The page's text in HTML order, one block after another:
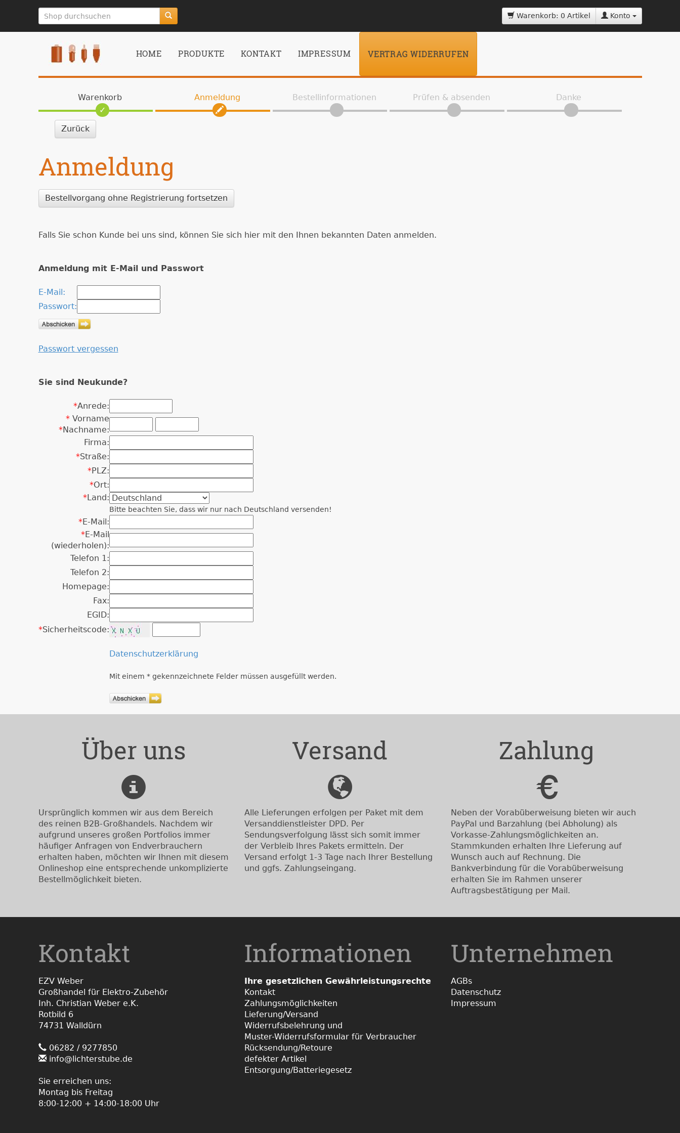
Hauptinhalt
springen
Warenkorb: 0 Artikel Konto
HOME PRODUKTE KONTAKT IMPRESSUM VERTRAG WIDERRUFEN
Warenkorb Anmeldung Bestellinformationen Prüfen & absenden Danke
Zurück
Anmeldung
Bestellvorgang ohne Registrierung fortsetzen
Falls Sie schon Kunde bei uns sind, können Sie sich hier mit den Ihnen bekannten Daten anmelden.
Anmeldung mit E-Mail und Passwort
E-Mail:
Passwort:
Passwort vergessen
Sie sind Neukunde?
*Anrede:
*Vorname
*Nachname:
Firma:
*Straße:
*PLZ:
*Ort:
*Land:
Bitte beachten Sie, dass wir nur nach Deutschland versenden!
*E-Mail:
*E-Mail
(wiederholen):
Telefon 1:
Telefon 2:
Homepage:
Fax:
EGID:
*Sicherheitscode:
Datenschutzerklärung
Mit einem * gekennzeichnete Felder müssen ausgefüllt werden.
Über uns
Ursprünglich kommen wir aus dem Bereich
des reinen B2B-Großhandels. Nachdem wir
aufgrund unseres großen Portfolios immer
häufiger Anfragen von Endverbrauchern
erhalten haben, möchten wir Ihnen mit diesem
Onlineshop eine entsprechende unkomplizierte
Bestellmöglichkeit bieten.
Versand
Alle Lieferungen erfolgen per Paket mit dem
Versanddienstleister DPD. Per
Sendungsverfolgung lässt sich somit immer
der Verbleib Ihres Pakets ermitteln. Der
Versand erfolgt 1-3 Tage nach Ihrer Bestellung
und ggfs. Zahlungseingang.
Zahlung
Neben der Vorabüberweisung bieten wir auch
PayPal und Barzahlung (bei Abholung) als
Vorkasse-Zahlungsmöglichkeiten an.
Stammkunden erhalten Ihre Lieferung auf
Wunsch auch auf Rechnung. Die
Bankverbindung für die Vorabüberweisung
erhalten Sie im Rahmen unserer
Auftragsbestätigung per Mail.
Kontakt
EZV Weber
Großhandel für Elektro-Zubehör
Inh. Christian Weber e.K.
Rotbild 6
74731 Walldürn
06282 / 9277850
info@lichterstube.de
Sie erreichen uns:
Montag bis Freitag
8:00-12:00 + 14:00-18:00 Uhr
Informationen
Ihre gesetzlichen Gewährleistungsrechte
Kontakt
Zahlungsmöglichkeiten
Lieferung/Versand
Widerrufsbelehrung und
Muster-Widerrufsformular für Verbraucher
Rücksendung/Retoure
defekter Artikel
Entsorgung/Batteriegesetz
Unternehmen
AGBs
Datenschutz
Impressum